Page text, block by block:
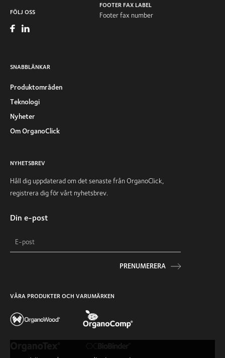
FÖLJ OSS
FOOTER FAX LABEL
Footer fax number
SNABBLÄNKAR
Produktområden
Teknologi
Nyheter
Om OrganoClick
NYHETSBREV
Håll dig uppdaterad om det senaste från OrganoClick,
registrera dig för vårt nyhetsbrev.
Din e-post
PRENUMERERA
VÅRA PRODUKTER OCH VARUMÄRKEN